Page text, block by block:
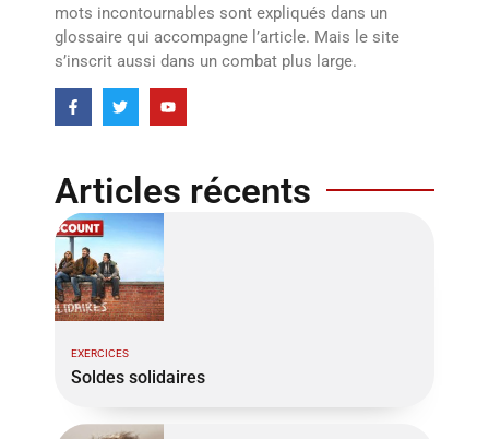
mots incontournables sont expliqués dans un
glossaire qui accompagne l’article. Mais le site
s’inscrit aussi dans un combat plus large.
Articles récents
EXERCICES
Soldes solidaires